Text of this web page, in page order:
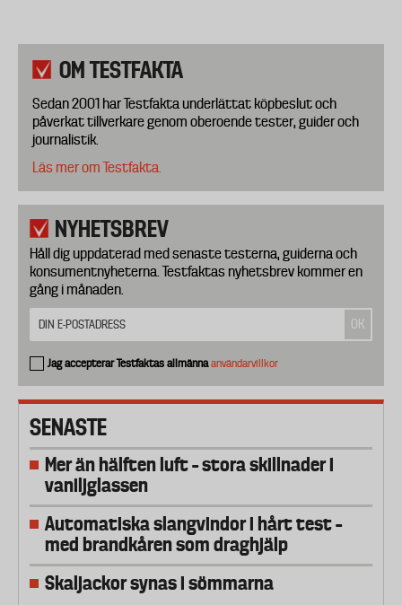
OM TESTFAKTA
Sedan 2001 har Testfakta underlättat köpbeslut och
påverkat tillverkare genom oberoende tester, guider och
journalistik.
Läs mer om Testfakta.
NYHETSBREV
Håll dig uppdaterad med senaste testerna, guiderna och
konsumentnyheterna. Testfaktas nyhetsbrev kommer en
gång i månaden.
Jag accepterar Testfaktas allmännaanvändarvillkor
SENASTE
Mer än hälften luft – stora skillnader i
vaniljglassen
Automatiska slangvindor i hårt test –
med brandkåren som draghjälp
Skaljackor synas i sömmarna